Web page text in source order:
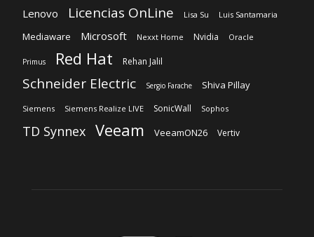
Lenovo Licencias OnLine Lisa Su Luis Santamaria
Mediaware Microsoft Nexxt Home Nvidia Oracle
Primus Red Hat Rehan Jalil
Schneider Electric Sergio Farache Shiva Pillay
Siemens Siemens Realize LIVE SonicWall Sophos
TD Synnex Veeam VeeamON26 Vertiv